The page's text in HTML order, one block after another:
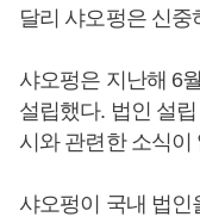
달리 샤오펑은 신
샤오펑은 지난해 6
설립했다. 법인 설
시와 관련한 소식이
샤오펑이 국내 법인